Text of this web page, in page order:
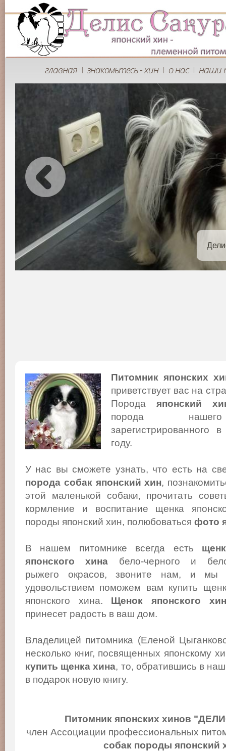
главная | знакомьтесь - хин | о нас | наши
Питомник японских
приветствует вас на
Порода японский
порода
году.
У нас вы сможете узнать, что есть на
порода собак японский хин,
этой маленькой собаки, прочитать
кормление и воспитание щенка
породы японский хин, полюбоваться фото
В нашем питомнике всегда есть
японского хина бело-черного и
рыжего окрасов, звоните нам, и мы
удовольствием поможем вам купить
японского хина. Щенок японского
принесет радость в ваш дом.
Владелицей питомника (Еленой
несколько книг, посвященных японскому
купить щенка хина, то, обратившись в
в подарок новую книгу.
Питомник японских хинов
член Ассоциации профессиональных
собак породы японский